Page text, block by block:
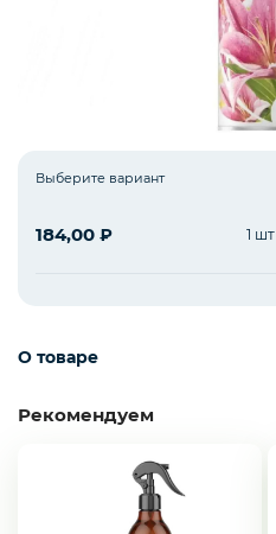
Выберите вариант
184,00 ₽ 1 шт
О товаре
Рекомендуем